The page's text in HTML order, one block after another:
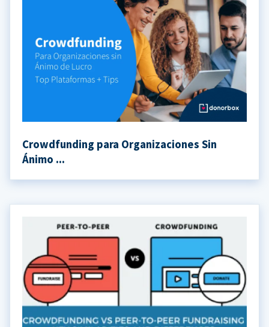
Crowdfunding para Organizaciones Sin
Ánimo ...